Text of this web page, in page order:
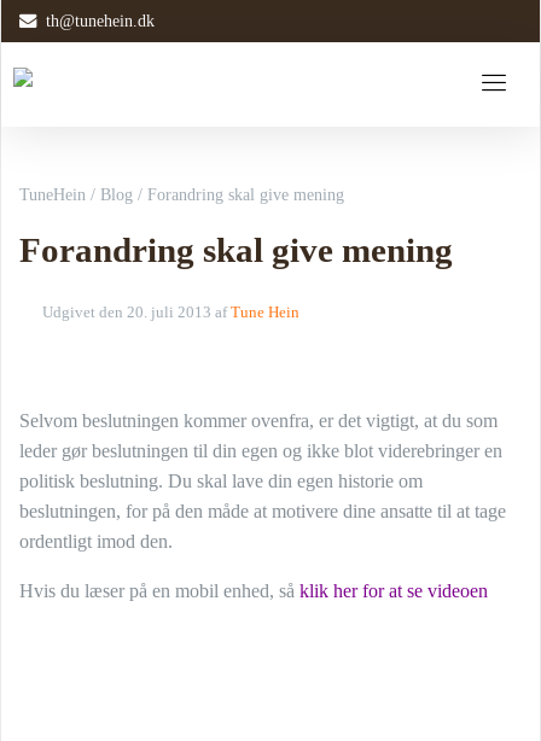
th@tunehein.dk
TuneHein / Blog / Forandring skal give mening
Forandring skal give mening
Udgivet den 20. juli 2013 af Tune Hein
Selvom beslutningen kommer ovenfra, er det vigtigt, at du som
leder gør beslutningen til din egen og ikke blot viderebringer en
politisk beslutning. Du skal lave din egen historie om
beslutningen, for på den måde at motivere dine ansatte til at tage
ordentligt imod den.
Hvis du læser på en mobil enhed, så klik her for at se videoen